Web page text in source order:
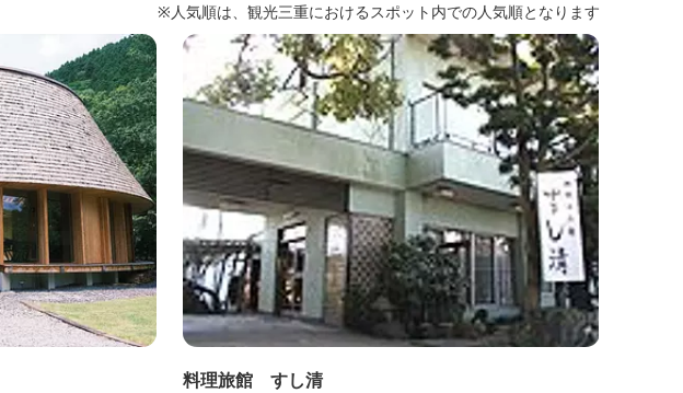
※人気順は、観光三重におけるスポット内での人気順となります
料理旅館 すし清